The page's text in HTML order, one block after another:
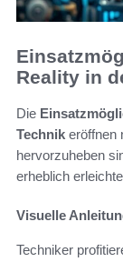
Reality in
Die
Technik eröffnen
hervorzuheben
erheblich
Visuelle
Techniker